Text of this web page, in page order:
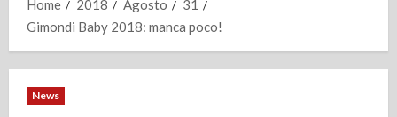
Home
2018 Agosto
31
Gimondi Baby 2018: manca poco!
News